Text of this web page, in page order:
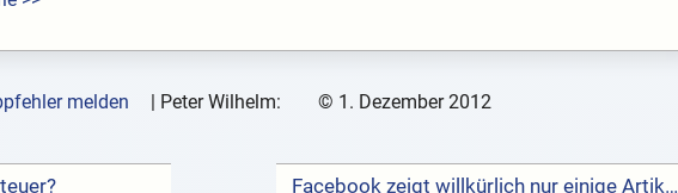
melden | Peter Wilhelm: © 1. Dezember 2012
Facebook zeigt willkürlich nur einige Artikel in der Chronik an →